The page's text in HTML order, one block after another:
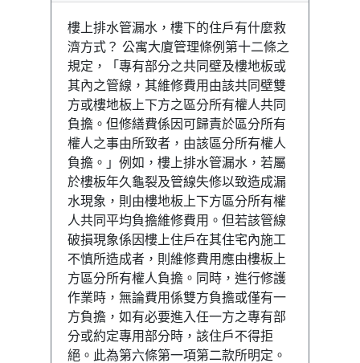
樓上排水管漏水，樓下的住戶有什麼救
濟方式？ 公寓大廈管理條例第十二條之
規定，「專有部分之共同壁及樓地板或
其內之管線，其維修費用由該共同壁雙
方或樓地板上下方之區分所有權人共同
負擔。但修繕費係因可歸責於區分所有
權人之事由所致者，由該區分所有權人
負擔。」例如，樓上排水管漏水，若屬
於樓板年久龜裂及管線失修以致造成漏
水現象，則由樓地板上下方區分所有權
人共同平均負擔維修費用。但若該管線
破損現象係因樓上住戶在其住宅內施工
不慎所造成者，則維修費用應由樓板上
方區分所有權人負擔。同時，進行修護
作業時，無論費用係雙方負擔或僅有一
方負擔，如有必要進入任一方之專有部
分或約定專用部分時，該住戶不得拒
絕。此為第六條第一項第二款所明定。